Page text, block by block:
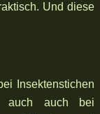
Und diese
Insektenstichen
auch auch bei